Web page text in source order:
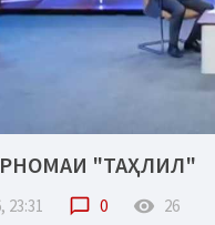
"ТАҲЛИЛ"
23:31 chat_bubble_outline 0 remove_red_eye 26